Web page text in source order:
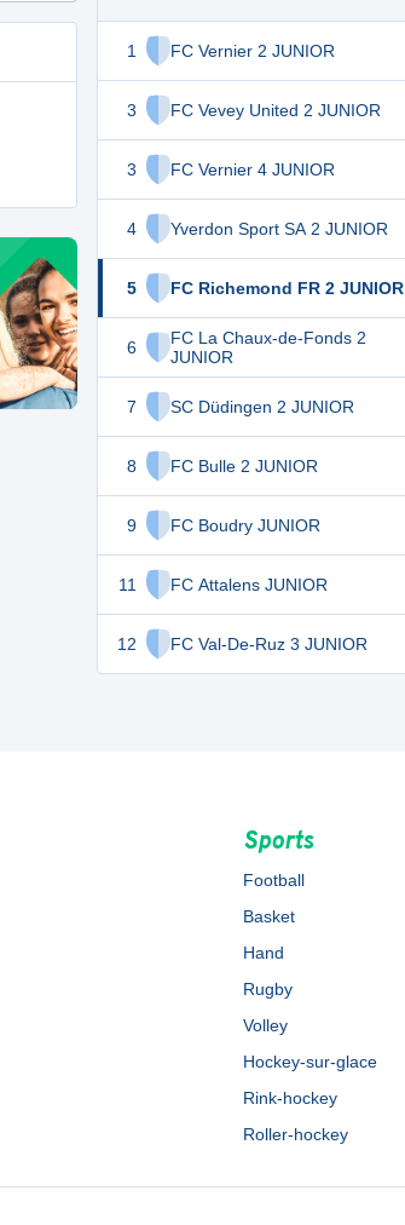
1 FC Vernier 2 JUNIOR
3 FC Vevey United 2 JUNIOR
3 FC Vernier 4 JUNIOR
4 Yverdon Sport SA 2 JUNIOR
5 FC Richemond FR 2 JUNIOR
6
FC La Chaux-de-Fonds 2
JUNIOR
7 SC Düdingen 2 JUNIOR
8 FC Bulle 2 JUNIOR
9 FC Boudry JUNIOR
11 FC Attalens JUNIOR
12 FC Val-De-Ruz 3 JUNIOR
Sports
Football
Basket
Hand
Rugby
Volley
Hockey-sur-glace
Rink-hockey
Roller-hockey